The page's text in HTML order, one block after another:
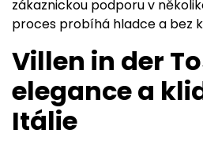
zákaznickou podporu v
proces probíhá hladce a bez
Villen in der
elegance a
Itálie